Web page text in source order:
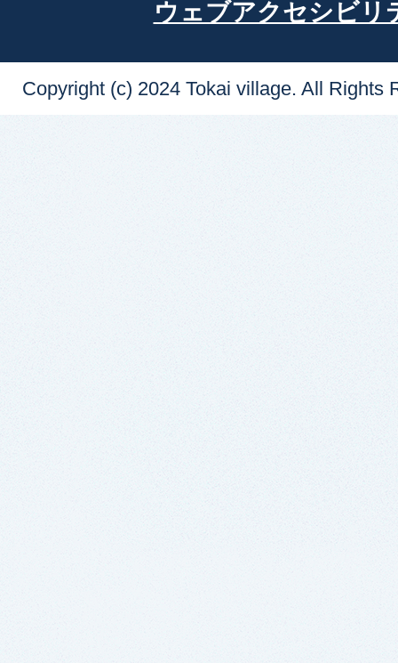
ウェブアクセシビリ
Copyright (c) 2024 Tokai village. All Rights